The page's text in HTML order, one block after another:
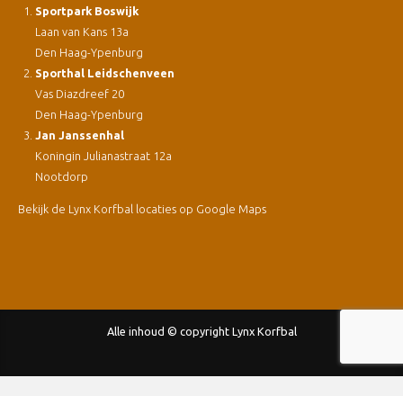
Sportpark Boswijk
Laan van Kans 13a
Den Haag-Ypenburg
Sporthal Leidschenveen
Vas Diazdreef 20
Den Haag-Ypenburg
Jan Janssenhal
Koningin Julianastraat 12a
Nootdorp
Bekijk de Lynx Korfbal locaties op Google Maps
Alle inhoud © copyright Lynx Korfbal